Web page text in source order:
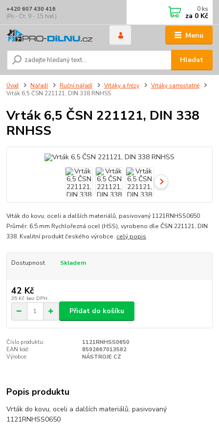
Menu
Hledat
+420 607 430 416
(Po - Čt: 9 - 15 hod.)
0 ks
za 0 Kč
Úvod Nářadí Ruční nářadí Vrtáky a frézy
Vrtáky samostatné
Vrták 6,5 ČSN 221121, DIN 338 RNHSS
Vrták 6,5 ČSN 221121, DIN 338
RNHSS
Vrták do kovu, oceli a dalších materiálů, pasivovaný 1121RNHSS0650
Průměr: 6,5 mm Rychlořezná ocel (HSS), vyrobeno dle ČSN 221121, DIN
338. Kvalitní produkt českého výrobce. celý popis
Dostupnost Skladem
42 Kč
35 Kč bez DPH
Přidat do košíku
Číslo produktu:
1121RNHSS0650
EAN kód:
8592667013582
Výrobce:
NÁSTROJE CZ
Popis produktu
Vrták do kovu, oceli a dalších materiálů, pasivovaný
1121RNHSS0650